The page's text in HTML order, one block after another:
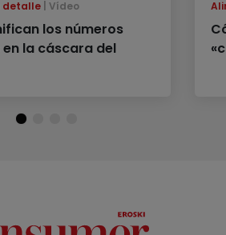
detalle Vídeo
los números
la cáscara del